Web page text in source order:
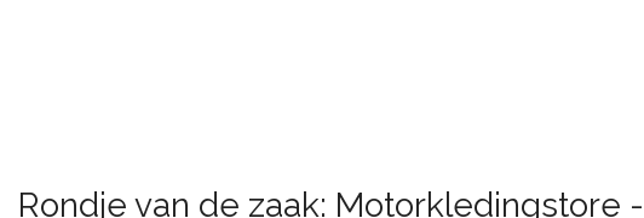
Rondje van de zaak: Motorkledingstore